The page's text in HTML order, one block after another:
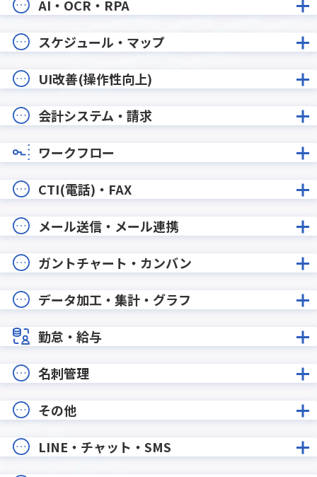
AI・OCR・RPA
スケジュール・マップ
UI改善(操作性向上)
会計システム・請求
ワークフロー
CTI(電話)・FAX
メール送信・メール連携
ガントチャート・カンバン
データ加工・集計・グラフ
勤怠・給与
名刺管理
その他
LINE・チャット・SMS